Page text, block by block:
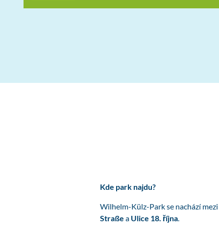
Kde park najdu?
Wilhelm-Külz-Park se nachází mezi
Straße a Ulice 18. října.